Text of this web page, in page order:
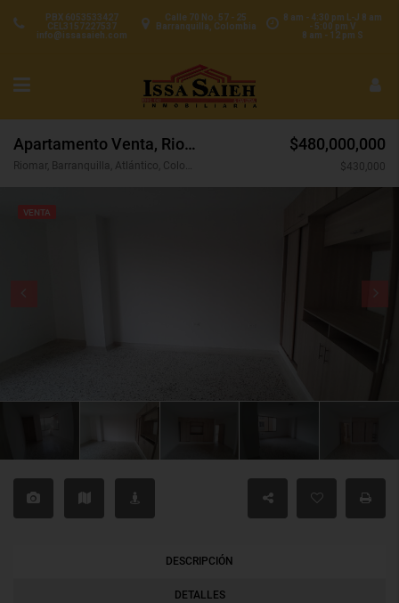
8 am - 4:30 pm L-J 8 am
- 5:00 pm V
8 am - 12 pm S
Calle 70 No. 57 - 25
Barranquilla, Colombia
PBX 6053533427
CEL3157227537
info@issasaieh.com
Apartamento Venta, Riomar, Barranquilla (31296v)
Riomar, Barranquilla, Atlántico, Colombia
$480,000,000
$430,000
VENTA
DESCRIPCIÓN
DETALLES